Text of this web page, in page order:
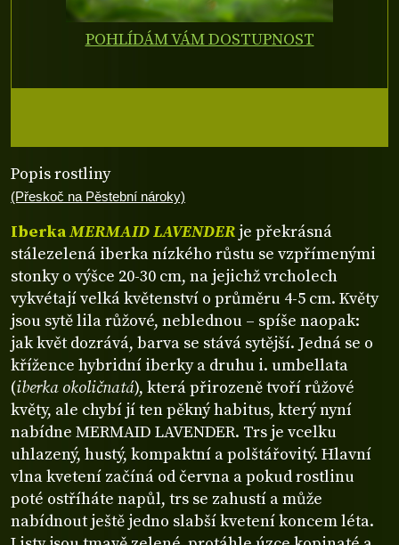
Popis rostliny
(Přeskoč na Pěstební nároky)
IberkaMERMAID LAVENDER je překrásná
stálezelená iberka nízkého růstu se vzpřímenými
stonky o výšce 20-30 cm, na jejichž vrcholech
vykvétají velká květenství o průměru 4-5 cm. Květy
jsou sytě lila růžové, neblednou – spíše naopak:
jak květ dozrává, barva se stává sytější. Jedná se o
křížence hybridní iberky a druhu i. umbellata
(iberka okoličnatá), která přirozeně tvoří růžové
květy, ale chybí jí ten pěkný habitus, který nyní
nabídne MERMAID LAVENDER. Trs je vcelku
uhlazený, hustý, kompaktní a polštářovitý. Hlavní
vlna kvetení začíná od června a pokud rostlinu
poté ostříháte napůl, trs se zahustí a může
nabídnout ještě jedno slabší kvetení koncem léta.
POHLÍDÁM VÁM DOSTUPNOST